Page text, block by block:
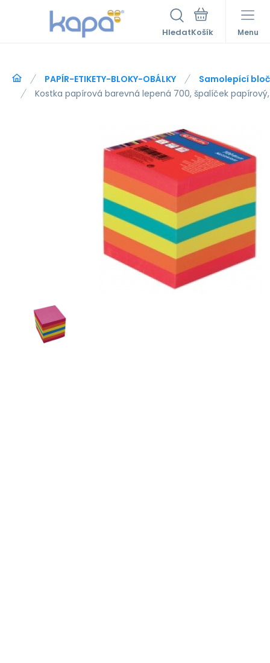
Hledat Menu
PAPÍR-ETIKETY-BLOKY-OBÁLKY
Samolepící
Kostka papírová barevná lepená 700, špalíček papírový,